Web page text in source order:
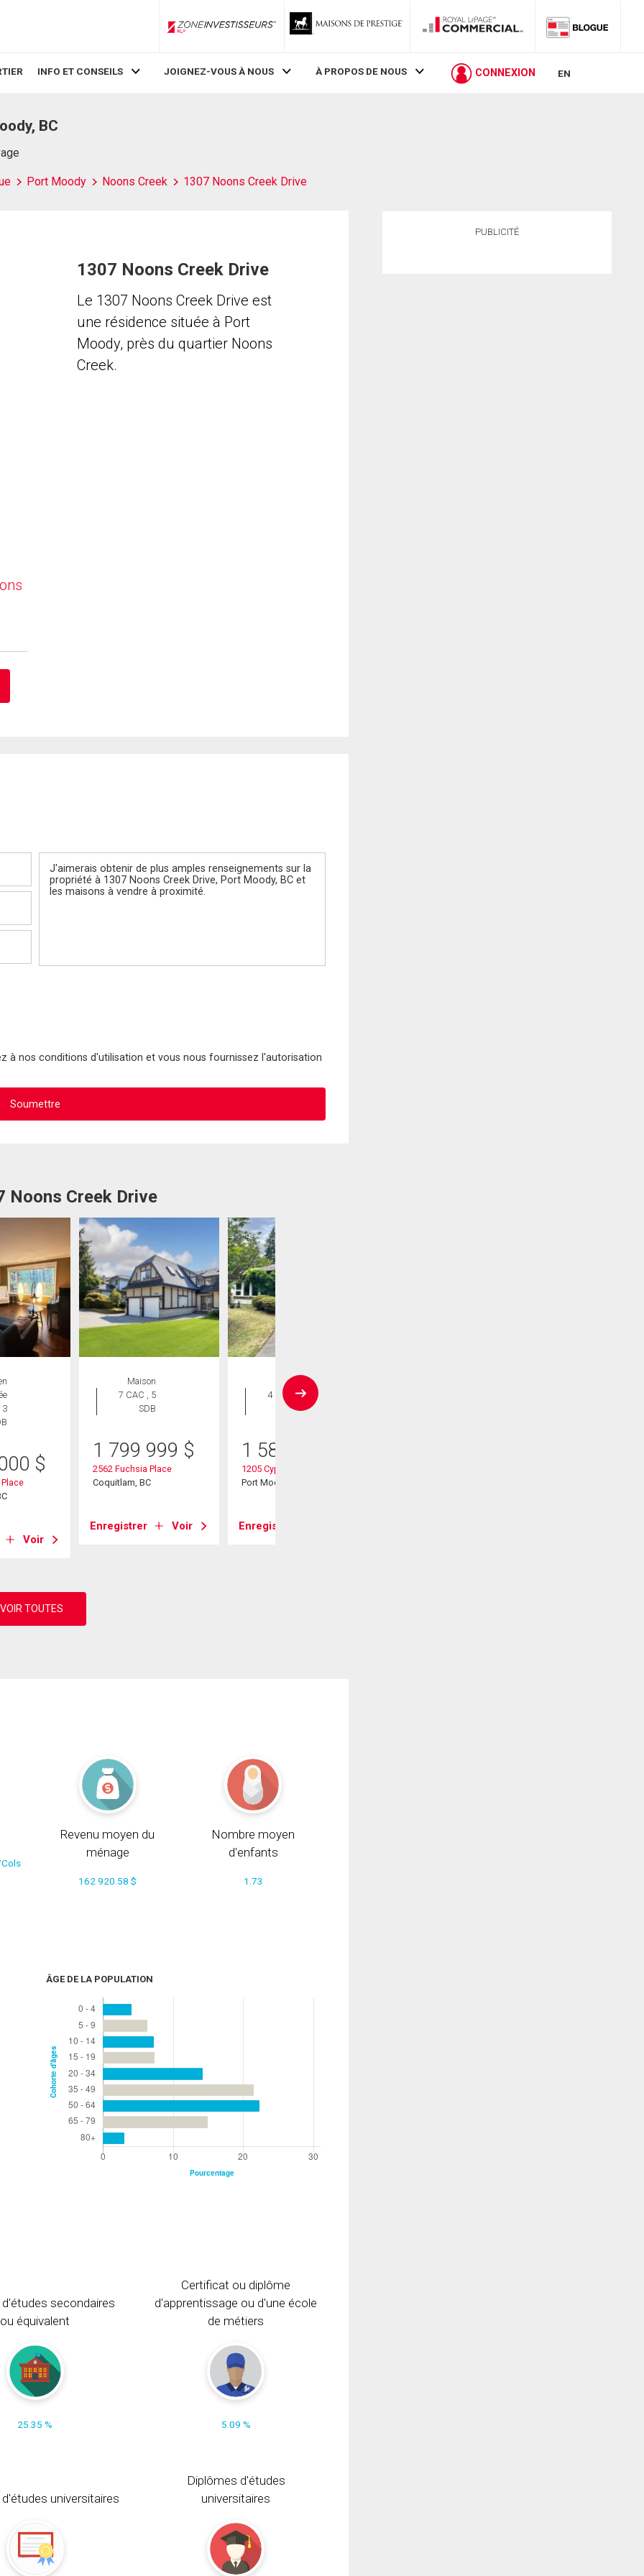
ZoneInvestisseurs RLP
INFO ET CONSEILS JOIGNEZ-VOUS À NOUS À PROPOS DE NOUS CONNEXION EN
BC
Port Moody Noons Creek 1307 Noons Creek Drive
1307 Noons Creek Drive
Le 1307 Noons Creek Drive est
une résidence située à Port
Moody, près du quartier Noons
Creek.
à nos conditions d'utilisation et vous nous fournissez l'autorisation
Noons Creek Drive
3
$
Voir
Maison
7 CAC , 5
SDB
1 799 999 $
2562 Fuchsia Place
Coquitlam, BC
Enregistrer Voir
Maison
4 CAC , 3
SDB
1 588 000
1205 Cypress Place
Port Moody, BC
Enregistrer
Revenu moyen du
ménage
162 920.58 $
Nombre moyen
d'enfants
1.73
ÂGE DE LA POPULATION
d'études secondaires
ou équivalent
25.35 %
Certificat ou diplôme
d'apprentissage ou d'une école
de métiers
5.09 %
universitaires
Diplômes d'études
universitaires
PUBLICITÉ